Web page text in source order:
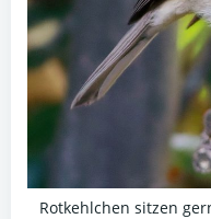
Rotkehlchen sitzen